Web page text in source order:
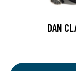
DAN